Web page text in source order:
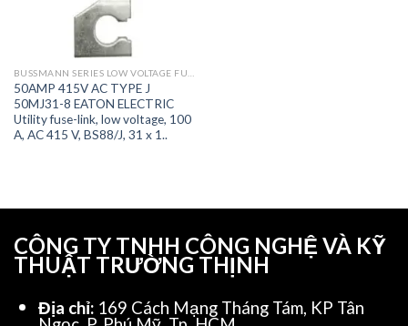
BUSSMANN SERIES LOW VOLTAGE FUSES AND ACCESSORIES
50AMP 415V AC TYPE J
50MJ31-8 EATON ELECTRIC
Utility fuse-link, low voltage, 100
A, AC 415 V, BS88/J, 31 x 1..
CÔNG TY TNHH CÔNG NGHỆ VÀ KỸ
THUẬT TRƯỜNG THỊNH
Địa chỉ: 169 Cách Mạng Tháng Tám, KP Tân